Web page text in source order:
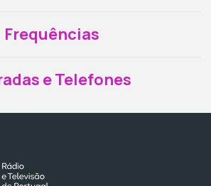
Frequências
e Telefones